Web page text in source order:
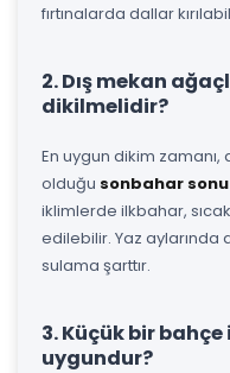
fırtınalarda dallar
2. Dış mekan
dikilmelidir?
En uygun dikim
olduğu sonbahar sonu
iklimlerde ilkbahar,
edilebilir. Yaz aylarında
sulama şarttır.
3. Küçük bir
uygundur?